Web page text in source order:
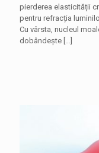
pierderea elasticității
pentru refracția
Cu vârsta, nucleul
dobândește […]